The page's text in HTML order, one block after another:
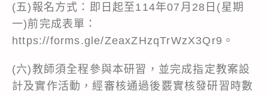
(五)報名方式：即日起至114年07月28日(星期
一)前完成表單：
https://forms.gle/ZeaxZHzqTrWzX3Qr9 。
(六)教師須全程參與本研習，並完成指定教案設
計及實作活動，經審核通過後覈實核發研習時數